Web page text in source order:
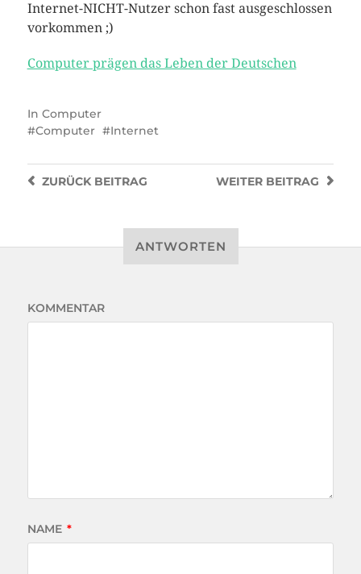
Internet-NICHT-Nutzer schon fast ausgeschlossen
vorkommen ;)
Computer prägen das Leben der Deutschen
In Computer
Computer
Internet
WEITER BEITRAG
ZURÜCKBEITRAG
ANTWORTEN
KOMMENTAR
NAME *